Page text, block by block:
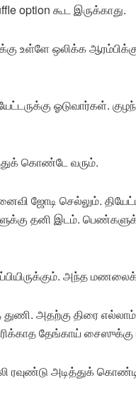
option கூட இருக்காது.
உள்ளே ஒலிக்க
ஓடுவார்கள்.
கொண்டே வரும்.
ஜோடி செல்லும்.
தனி இடம்.
அந்த
அதற்கு திரை
தேங்காய்
ரவுண்டு அடித்துக்